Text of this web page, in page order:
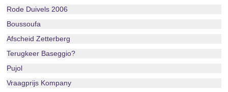
Rode Duivels 2006
Boussoufa
Afscheid Zetterberg
Terugkeer Baseggio?
Pujol
Vraagprijs Kompany